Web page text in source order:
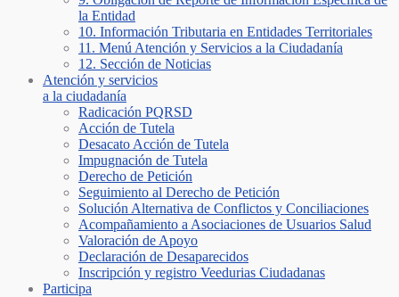
la Entidad
10. Información Tributaria en Entidades Territoriales
11. Menú Atención y Servicios a la Ciudadanía
12. Sección de Noticias
Atención y servicios
a la ciudadanía
Radicación PQRSD
Acción de Tutela
Desacato Acción de Tutela
Impugnación de Tutela
Derecho de Petición
Seguimiento al Derecho de Petición
Solución Alternativa de Conflictos y Conciliaciones
Acompañamiento a Asociaciones de Usuarios Salud
Valoración de Apoyo
Declaración de Desaparecidos
Inscripción y registro Veedurias Ciudadanas
Participa